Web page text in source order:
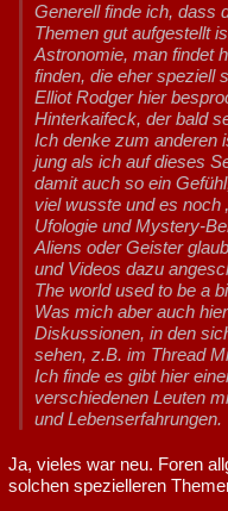
Generell finde ich, dass
Themen gut aufgestellt
Astronomie, man findet
finden, die eher speziell
Elliot Rodger hier
Hinterkaifeck, der bald
Ich denke zum anderen
jung als ich auf dieses
damit auch so ein
viel wusste und es noch
Ufologie und Mystery-
Aliens oder Geister
und Videos dazu
The world used to be a
Was mich aber auch
Diskussionen, in den
sehen, z.B. im Thread
Ich finde es gibt hier
verschiedenen Leuten
und Lebenserfahrungen.
Ja, vieles war neu. Foren
solchen spezielleren